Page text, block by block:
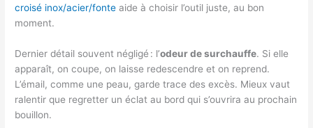
croisé inox/acier/fonte aide à choisir l’outil juste, au bon
moment.
Dernier détail souvent négligé : l’odeur de surchauffe. Si elle
apparaît, on coupe, on laisse redescendre et on reprend.
L’émail, comme une peau, garde trace des excès. Mieux vaut
ralentir que regretter un éclat au bord qui s’ouvrira au prochain
bouillon.